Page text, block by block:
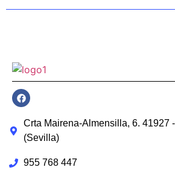
Crta Mairena-Almensilla, 6. 41927
(Sevilla)
955 768 447